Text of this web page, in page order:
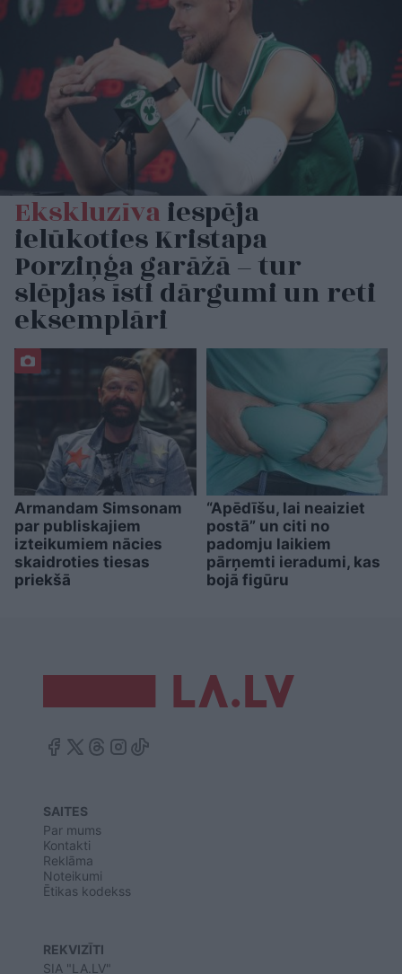
Ekskluzīvaiespēja
ielūkoties Kristapa
Porziņģa garāžā – tur
slēpjas īsti dārgumi un reti
eksemplāri
Armandam Simsonam
par publiskajiem
izteikumiem nācies
skaidroties tiesas
priekšā
“Apēdīšu, lai neaiziet
postā” un citi no
padomju laikiem
pārņemti ieradumi, kas
bojā figūru
SAITES
Par mums
Kontakti
Reklāma
Noteikumi
Ētikas kodekss
REKVIZĪTI
SIA "LA.LV"